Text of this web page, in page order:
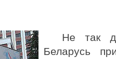
Не так
Беларусь